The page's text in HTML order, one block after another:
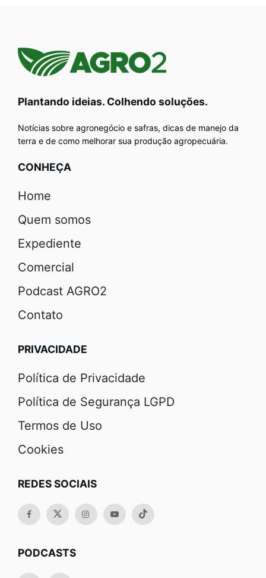
Plantando ideias. Colhendo soluções.
Notícias sobre agronegócio e safras, dicas de manejo da
terra e de como melhorar sua produção agropecuária.
CONHEÇA
Home
Quem somos
Expediente
Comercial
Podcast AGRO2
Contato
PRIVACIDADE
Política de Privacidade
Política de Segurança LGPD
Termos de Uso
Cookies
REDES SOCIAIS
PODCASTS